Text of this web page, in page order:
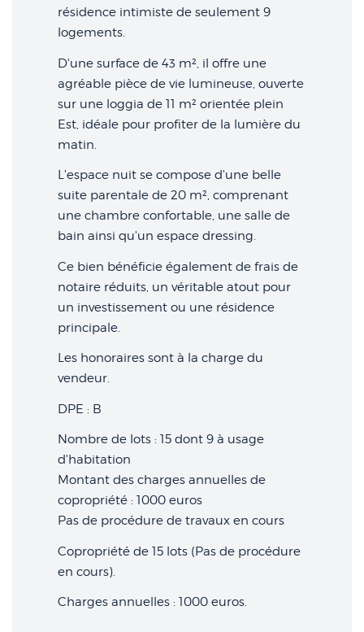
résidence intimiste de seulement 9
logements.
D'une surface de 43 m², il offre une
agréable pièce de vie lumineuse, ouverte
sur une loggia de 11 m² orientée plein
Est, idéale pour profiter de la lumière du
matin.
L'espace nuit se compose d'une belle
suite parentale de 20 m², comprenant
une chambre confortable, une salle de
bain ainsi qu'un espace dressing.
Ce bien bénéficie également de frais de
notaire réduits, un véritable atout pour
un investissement ou une résidence
principale.
Les honoraires sont à la charge du
vendeur.
DPE : B
Nombre de lots : 15 dont 9 à usage
d'habitation
Montant des charges annuelles de
copropriété : 1000 euros
Pas de procédure de travaux en cours
Copropriété de 15 lots (Pas de procédure
en cours).
Charges annuelles : 1000 euros.